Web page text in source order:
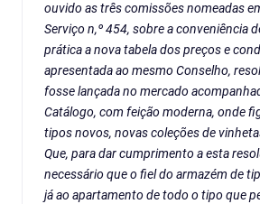
ouvido as três comissões nomeadas
Serviço n,º 454, sobre a conveniência
prática a nova tabela dos preços e
apresentada ao mesmo Conselho,
fosse lançada no mercado
Catálogo, com feição moderna, onde
tipos novos, novas coleções de
Que, para dar cumprimento a esta
necessário que o fiel do armazém de
já ao apartamento de todo o tipo que